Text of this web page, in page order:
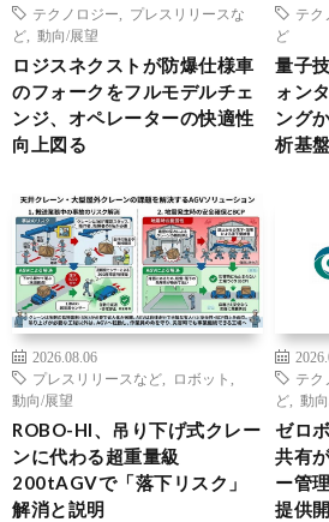
テクノロジー
プレスリリースな
ど
動向/展望
ロジスネクストが防爆仕様車
のフォークをフルモデルチェ
ンジ、オペレーターの快適性
向上図る
テク
ど
量子
ォン
ング
析基
2026.08.06
プレスリリースなど
ロボット
動向/展望
ROBO-HI、吊り下げ式クレー
ンに代わる超重量級
200tAGVで「落下リスク」
解消と説明
テク
ど
動
ゼロ
共有
ー管
提供